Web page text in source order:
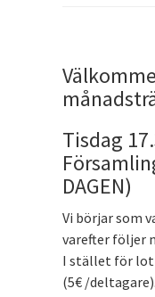
Tisdag
DAGEN)
Vi börjar som
varefter följer
I stället för
(5€ /